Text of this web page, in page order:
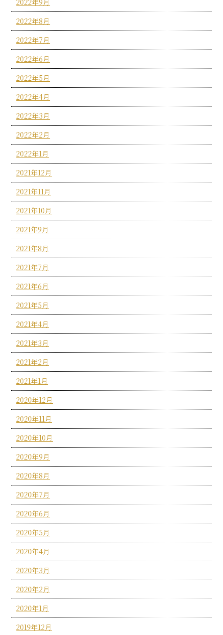
2022年8月
2022年7月
2022年6月
2022年5月
2022年4月
2022年3月
2022年2月
2022年1月
2021年12月
2021年11月
2021年10月
2021年9月
2021年8月
2021年7月
2021年6月
2021年5月
2021年4月
2021年3月
2021年2月
2021年1月
2020年12月
2020年11月
2020年10月
2020年9月
2020年8月
2020年7月
2020年6月
2020年5月
2020年4月
2020年3月
2020年2月
2020年1月
2019年12月